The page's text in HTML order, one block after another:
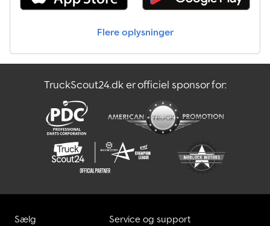
Flere oplysninger
TruckScout24.dk er officiel sponsor for:
Sælg Service og support